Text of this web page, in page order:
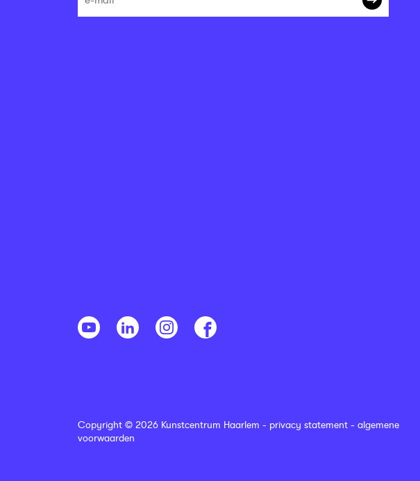
Copyright © 2026 Kunstcentrum Haarlem - privacy statement - algemene
voorwaarden